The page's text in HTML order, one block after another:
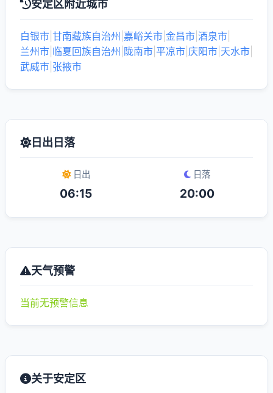
安定区附近城市
白银市 甘南藏族自治州 嘉峪关市 金昌市 酒泉市
兰州市 临夏回族自治州 陇南市 平凉市 庆阳市 天水市
武威市 张掖市
日出日落
日出
06:15
日落
20:00
天气预警
当前无预警信息
关于安定区